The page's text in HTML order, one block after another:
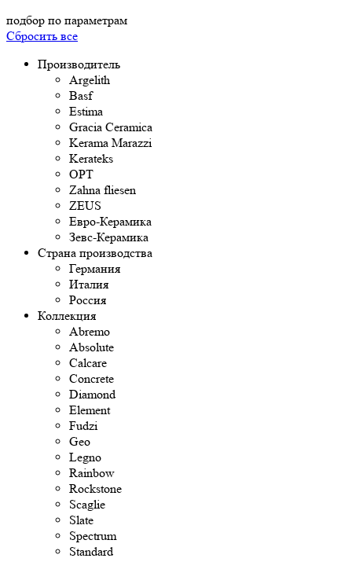
подбор по параметрам
Сбросить все
Производитель
Argelith
Basf
Estima
Gracia Ceramica
Kerama Marazzi
Kerateks
OPT
Zahna fliesen
ZEUS
Евро-Керамика
Зевс-Керамика
Страна производства
Германия
Италия
Россия
Коллекция
Abremo
Absolute
Calcare
Concrete
Diamond
Element
Fudzi
Geo
Legno
Rainbow
Rockstone
Scaglie
Slate
Spectrum
Standard